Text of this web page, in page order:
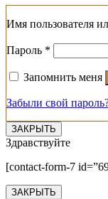
Имя пользователя
Пароль *
Запомнить меня
Забыли свой
ЗАКРЫТЬ
Здравствуйте
[contact-form-7
ЗАКРЫТЬ